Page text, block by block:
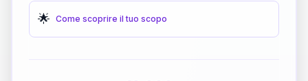
🌟 Come scoprire il tuo scopo